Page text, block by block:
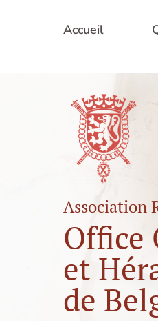
Accueil
Association
Office
et
de